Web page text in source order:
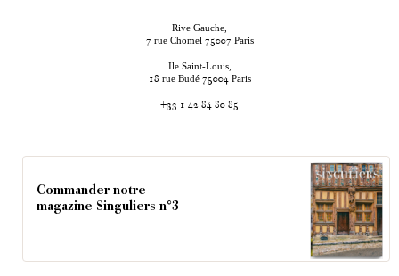
Rive Gauche,
7 rue Chomel 75007 Paris
Ile Saint-Louis,
18 rue Budé 75004 Paris
+33 1 42 84 80 85
Commander notre
magazine Singuliers n°3